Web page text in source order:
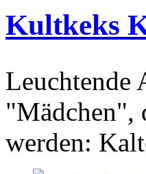
Kultkeks
Leuchtende
"Mädchen",
werden: